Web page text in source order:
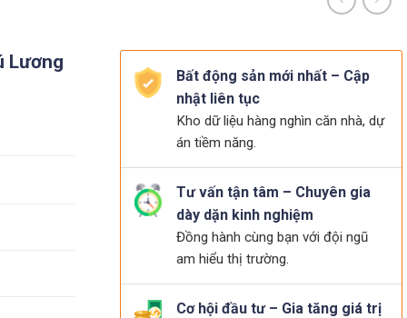
Lương
Bất động sản mới nhất – Cập
nhật liên tục
Kho dữ liệu hàng nghìn căn nhà, dự
án tiềm năng.
Tư vấn tận tâm – Chuyên gia
dày dặn kinh nghiệm
Đồng hành cùng bạn với đội ngũ
am hiểu thị trường.
Cơ hội đầu tư – Gia tăng giá trị